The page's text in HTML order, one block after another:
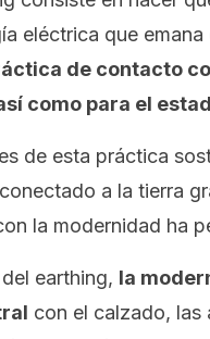
eléctrica que
de contacto
como para el
de esta práctica
a la tierra
la modernidad ha
earthing, la
con el calzado, las